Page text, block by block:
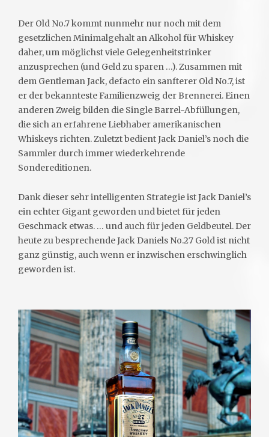
Der Old No.7 kommt nunmehr nur noch mit dem
gesetzlichen Minimalgehalt an Alkohol für Whiskey
daher, um möglichst viele Gelegenheitstrinker
anzusprechen (und Geld zu sparen …). Zusammen mit
dem Gentleman Jack, defacto ein sanfterer Old No.7, ist
er der bekannteste Familienzweig der Brennerei. Einen
anderen Zweig bilden die Single Barrel-Abfüllungen,
die sich an erfahrene Liebhaber amerikanischen
Whiskeys richten. Zuletzt bedient Jack Daniel’s noch die
Sammler durch immer wiederkehrende
Sondereditionen.
Dank dieser sehr intelligenten Strategie ist Jack Daniel’s
ein echter Gigant geworden und bietet für jeden
Geschmack etwas. … und auch für jeden Geldbeutel. Der
heute zu besprechende Jack Daniels No.27 Gold ist nicht
ganz günstig, auch wenn er inzwischen erschwinglich
geworden ist.